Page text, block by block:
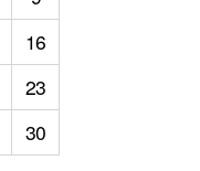
Ατλέτικο
Μαδρίτης
16
23
30